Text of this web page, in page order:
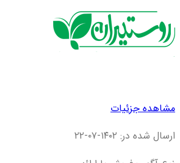
مشاهده جزئیات
ارسال شده در: ۱۴۰۲-۰۷-۲۲